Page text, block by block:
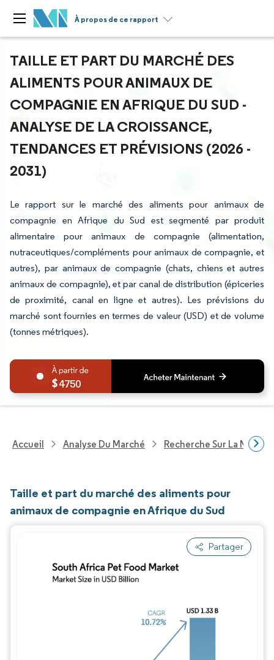
À propos de ce rapport
TAILLE ET PART DU MARCHÉ DES
ALIMENTS POUR ANIMAUX DE
COMPAGNIE EN AFRIQUE DU SUD -
ANALYSE DE LA CROISSANCE,
TENDANCES ET PRÉVISIONS (2026 -
2031)
Le rapport sur le marché des aliments pour animaux de
compagnie en Afrique du Sud est segmenté par produit
alimentaire pour animaux de compagnie (alimentation,
nutraceutiques/compléments pour animaux de compagnie, et
autres), par animaux de compagnie (chats, chiens et autres
animaux de compagnie), et par canal de distribution (épiceries
de proximité, canal en ligne et autres). Les prévisions du
marché sont fournies en termes de valeur (USD) et de volume
(tonnes métriques).
4750
Accueil Analyse Du Marché Recherche Sur La
Taille et part du marché des aliments pour
animaux de compagnie en Afrique du Sud
Partager